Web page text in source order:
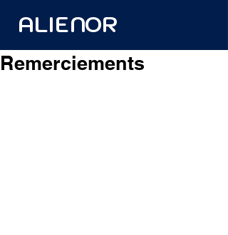
ALIENOR
Remerciements